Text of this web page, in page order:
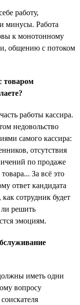
работу,
минусы. Работа
к монотонному
общению с потоком
товаром
работы кассира.
недовольство
самого кассира:
отсутствия
по продаже
За всё это
ответ кандидата
сотрудник будет
решить
эмоциям.
иметь одни
вопросу